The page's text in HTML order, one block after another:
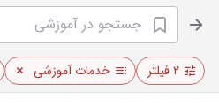
۲ فیلتر خدمات آموزشی